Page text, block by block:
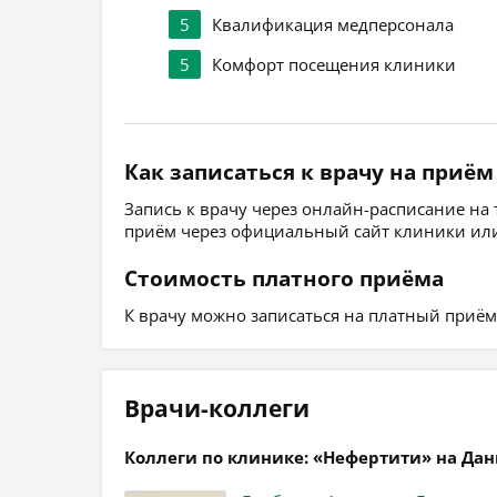
5
Квалификация медперсонала
5
Комфорт посещения клиники
Как записаться к врачу на приём
Запись к врачу через онлайн-расписание
приём через официальный сайт клиники
Стоимость платного приёма
К врачу можно записаться на платный
Врачи-коллеги
Коллеги по клинике: «Нефертити» на